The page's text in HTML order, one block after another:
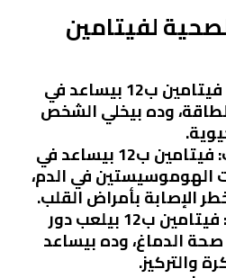
لفيتامين
فيتامين ب12 بيساعد في
وده بيخلي الشخص
فيتامين ب12 بيساعد في
الهوموسيستين في الدم،
الإصابة بأمراض القلب.
فيتامين ب12 بيلعب دور
الدماغ، وده بيساعد
والتركيز.